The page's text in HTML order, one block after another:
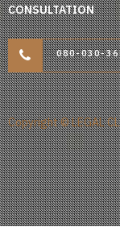
CONSULTATION
080-030-
Copyright © LEGAL